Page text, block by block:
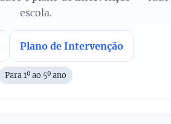
escola.
Plano de Intervenção
Para 1º ao 5º ano